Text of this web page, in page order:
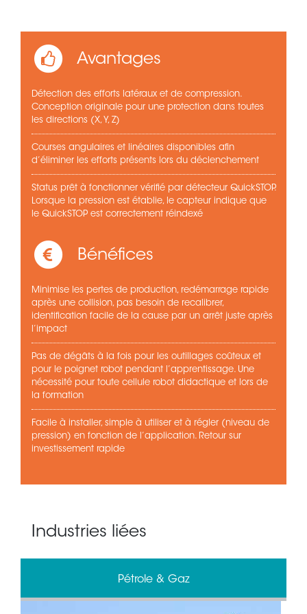
Avantages
Détection des efforts latéraux et de compression.
Conception originale pour une protection dans toutes
les directions (X, Y, Z)
Courses angulaires et linéaires disponibles afin
d’éliminer les efforts présents lors du déclenchement
Status prêt à fonctionner vérifié par détecteur QuickSTOP.
Lorsque la pression est établie, le capteur indique que
le QuickSTOP est correctement réindexé
Bénéfices
Minimise les pertes de production, redémarrage rapide
après une collision, pas besoin de recalibrer,
identification facile de la cause par un arrêt juste après
l’impact
Pas de dégâts à la fois pour les outillages coûteux et
pour le poignet robot pendant l’apprentissage. Une
nécessité pour toute cellule robot didactique et lors de
la formation
Facile à installer, simple à utiliser et à régler (niveau de
pression) en fonction de l’application. Retour sur
investissement rapide
Industries liées
Pétrole & Gaz